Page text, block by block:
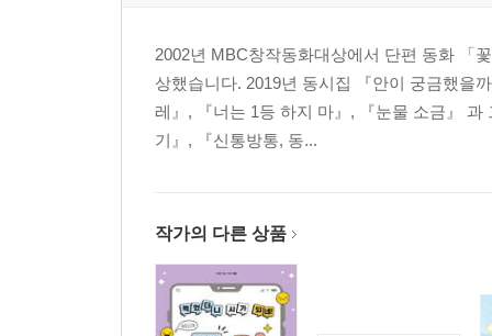
길 - 68쪽
까치집 - 72쪽
우리 분식 - 74쪽
냄새 값 - 77쪽
우리 - 82쪽
사탕 껍질 - 86쪽
사실 - 90쪽
사람 보는 눈 - 94쪽
2002년 MBC창작동화대상에서 단편 동화 「
상했습니다. 2019년 동시집 『안이 궁금했을
레』, 『너는 1등 하지 마』, 『눈물 소금』
기』, 『신통방통, 동...
작가의 다른 상품